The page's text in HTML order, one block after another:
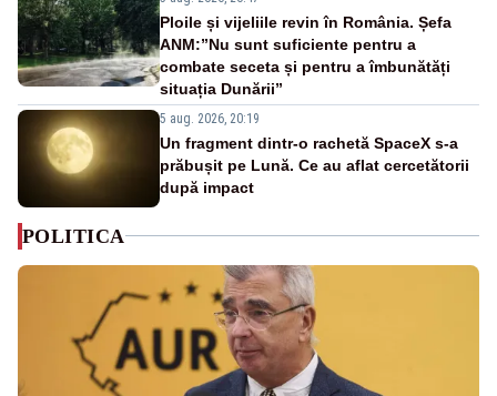
Ploile și vijeliile revin în România. Șefa
ANM:”Nu sunt suficiente pentru a
combate seceta și pentru a îmbunătăți
situația Dunării”
5 aug. 2026, 20:19
Un fragment dintr-o rachetă SpaceX s-a
prăbușit pe Lună. Ce au aflat cercetătorii
după impact
POLITICA